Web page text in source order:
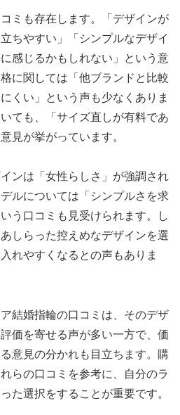
ミも存在します。「デザインが
ちやすい」「シンプルなデザイ
感じるかもしれない」という意
に関しては「他ブランドと比較
くい」という声も少なくありま
ても、「サイズ直しが有料であ
見が挙がっています。
ンは「女性らしさ」が強調され
ルについては「シンプルさを求
う口コミも見受けられます。し
しらった控えめなデザインを選
れやすくなるとの声もありま
結婚指輪の口コミは、そのデザ
価を寄せる声が多い一方で、価
意見の分かれも目立ちます。購
らの口コミを参考に、自分のラ
た選択をすることが重要です。